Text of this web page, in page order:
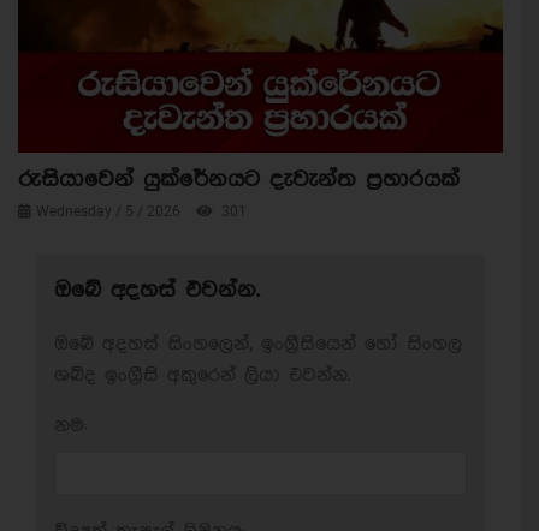
රුසියාවෙන් යුක්රේනයට දැවැන්ත ප්‍රහාරයක්
Wednesday / 5 / 2026 301
ඔබේ අදහස් එවන්න.